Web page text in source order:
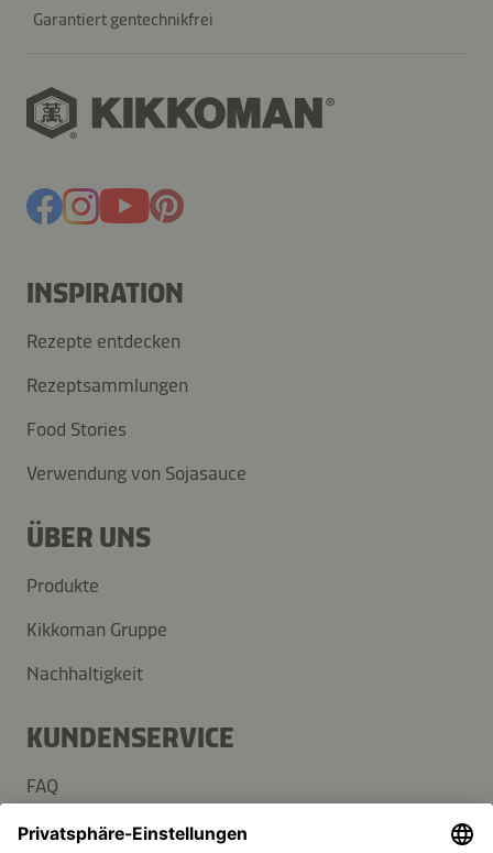
Garantiert gentechnikfrei
INSPIRATION
Rezepte entdecken
Rezeptsammlungen
Food Stories
Verwendung von Sojasauce
ÜBER UNS
Produkte
Kikkoman Gruppe
Nachhaltigkeit
KUNDENSERVICE
FAQ
Kontakt